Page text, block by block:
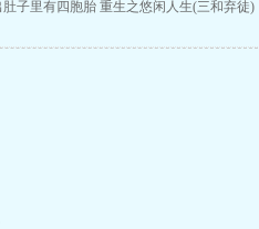
子里有四胞胎 重生之悠闲人生(三和弃徒)